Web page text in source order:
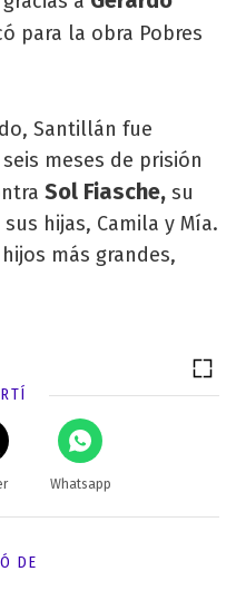
para la obra Pobres
Santillán fue
meses de prisión
Sol Fiasche, su
hijas, Camila y Mía.
más grandes,
Whatsapp
DE